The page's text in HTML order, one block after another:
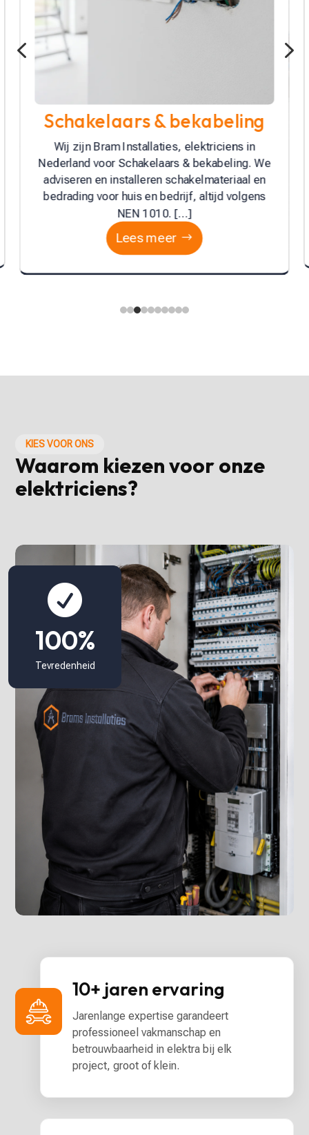
Elektra renovatie
Wij zijn Bram Installaties en pakken jouw
Elektra renovatie aan met vakkennis. We
vernieuwen meterkast en groepenkast,
plaatsen aardlek, driefase en kookgroep,
zetten overspanningsbeveiliging en volgen […]
Lees meer
4 5
KIES VOOR ONS
Waarom kiezen voor onze
elektriciens?

100%
Tevredenheid
10+ jaren ervaring
Jarenlange expertise garandeert
professioneel vakmanschap en
betrouwbaarheid in elektra bij elk
project, groot of klein.